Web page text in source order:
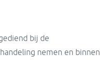
bij de
nemen en binnen